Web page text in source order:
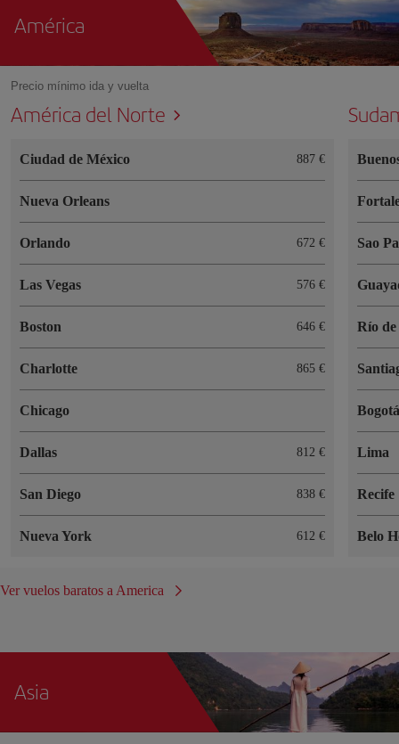
América
Precio mínimo ida y vuelta
América del Norte
Ciudad de México 887 €
Nueva Orleans
Orlando 672 €
Las Vegas 576 €
Boston 646 €
Charlotte 865 €
Chicago
Dallas 812 €
San Diego 838 €
Nueva York 612 €
Sao
Río
Lima
Recife
Belo
Ver vuelos baratos a America
Asia